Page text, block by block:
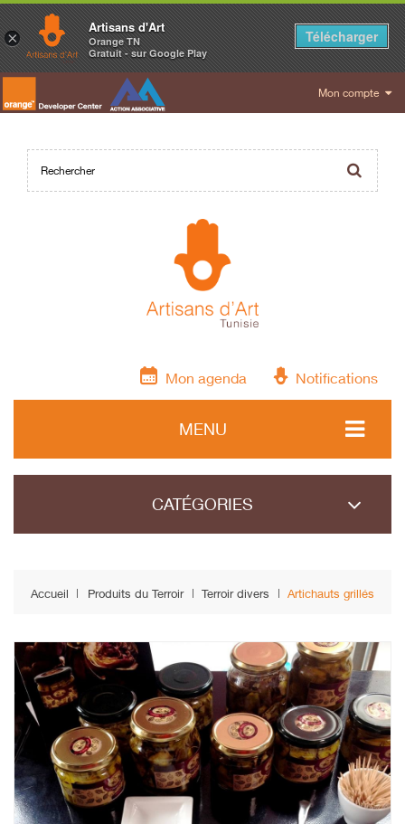
Mon compte
Mon agenda Notifications
MENU
CATÉGORIES
Accueil Produits du Terroir Terroir divers Artichauts grillés
×
Artisans d'Art
Orange TN
Gratuit - sur Google Play
Télécharger